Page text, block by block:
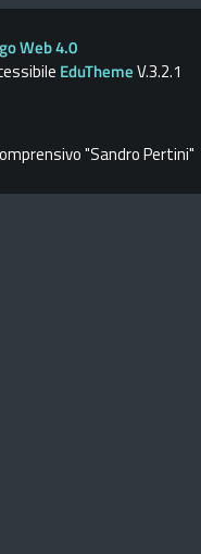
Web 4.0
EduThemeV.3.2.1
"Sandro Pertini"